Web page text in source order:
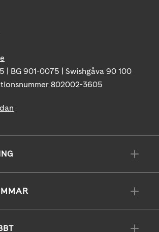
| BG 901-0075 | Swishgåva 90 100
802002-3605